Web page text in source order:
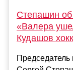
Степашин
«Валера
Кудашов
Председатель